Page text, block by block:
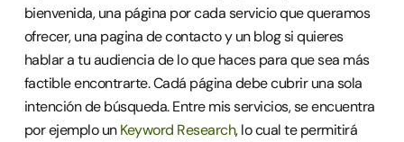
bienvenida, una página por cada servicio que queramos
ofrecer, una pagina de contacto y un blog si quieres
hablar a tu audiencia de lo que haces para que sea más
factible encontrarte. Cadá página debe cubrir una sola
intención de búsqueda. Entre mis servicios, se encuentra
por ejemplo unKeyword Research, lo cual te permitirá